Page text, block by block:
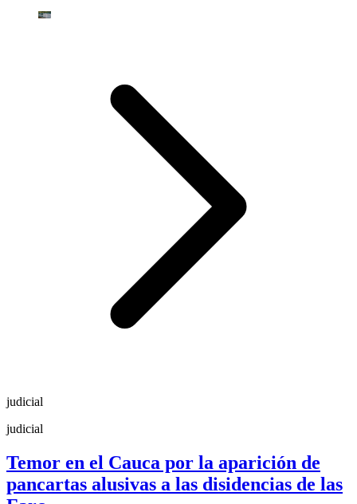
judicial
judicial
Temor en el Cauca por la aparición de
pancartas alusivas a las disidencias de las